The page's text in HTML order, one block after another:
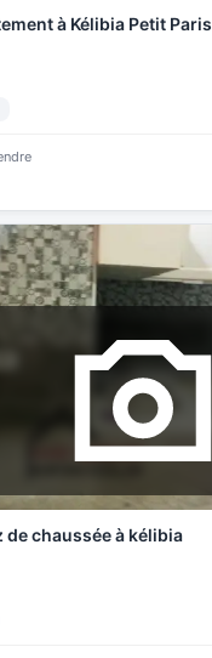
à Kélibia Petit Paris
chaussée à kélibia